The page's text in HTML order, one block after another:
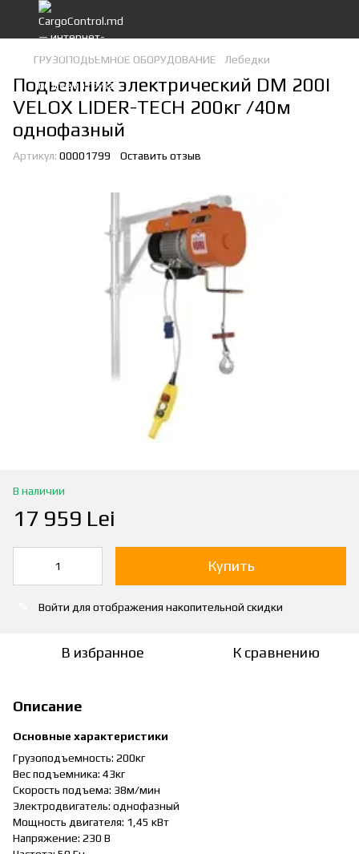
ГРУЗОПОДЬЕМНОЕ ОБОРУДОВАНИЕ Лебедки
Подьемник электрический DM 200I
VELOX LIDER-TECH 200кг /40м
однофазный
Артикул: 00001799 Оставить отзыв
В наличии
17 959 Lei
Купить
Войти для отображения накопительной скидки
В избранное К сравнению
Описание
Основные характеристики
Грузоподъемность: 200кг
Вес подъемника: 43кг
Скорость подъема: 38м/мин
Электродвигатель: oднофазный
Мощность двигателя: 1,45 кВт
Напряжение: 230 В